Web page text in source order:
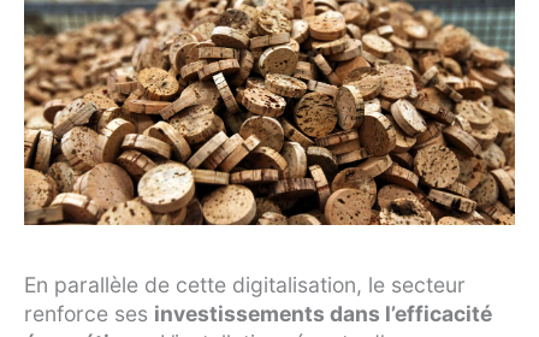
En parallèle de cette digitalisation, le secteur
renforce ses investissements dans l’efficacité